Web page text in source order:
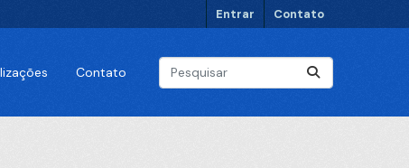
Entrar Contato
Contato